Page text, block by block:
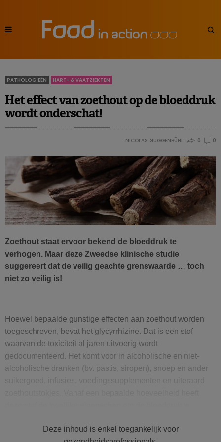
PATHOLOGIEËN HART- & VAATZIEKTEN
Het effect van zoethout op de bloeddruk
wordt onderschat!
NICOLAS GUGGENBÜHL 0 0
Zoethout staat ervoor bekend de bloeddruk te
verhogen. Maar deze Zweedse klinische studie
suggereert dat de veilig geachte grenswaarde … toch
niet zo veilig is!
Hoewel bepaalde gunstige effecten aan zoethout worden
toegeschreven, bevat het glycyrrhizine. Dat is een stof
waarvan de toxiciteit al jaren uitvoerig wordt
gedocumenteerd. Het komt voor in al co holische en niet-
alcoholische dranken (bv. pastis, siropen), snoep en ander
specifieke vermeldingen op hetetiket wil, afhankelijk van het
Deze inhoud is enkel toegankelijk voor